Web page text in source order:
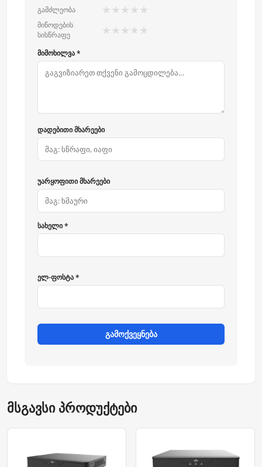
გამძლეობა ★ ★ ★ ★ ★
მიწოდების
სისწრაფე
★ ★ ★ ★ ★
მიმოხილვა *
დადებითი მხარეები
უარყოფითი მხარეები
სახელი *
ელ-ფოსტა *
გამოქვეყნება
მსგავსი პროდუქტები